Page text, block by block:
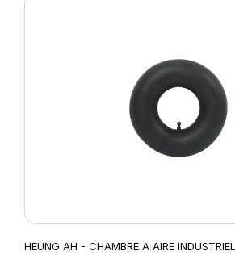
HEUNG AH - CHAMBRE A AIRE INDUSTRIEL